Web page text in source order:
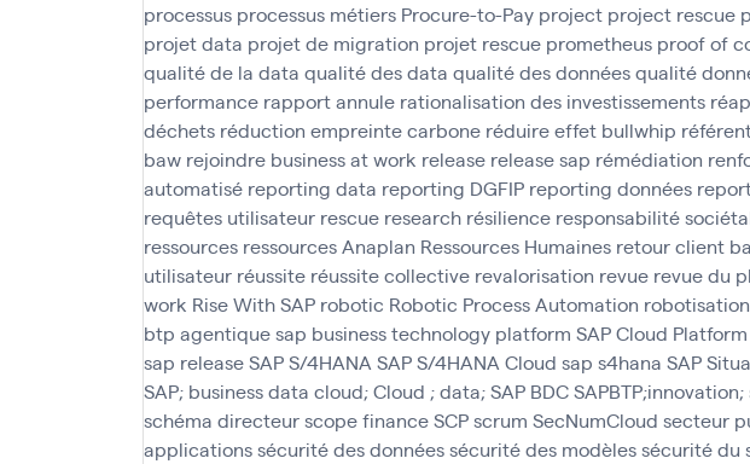
processus processus métiers Procure-to-Pay project project rescue
projet data projet de migration projet rescue prometheus proof of
qualité de la data qualité des data qualité des donnéesqualité
performance rapport annule rationalisation des investissements
déchets réduction empreinte carbone réduire effet bullwhip
baw rejoindre business at work release release sap rémédiation
automatisé reporting data reporting DGFIP reporting données
requêtes utilisateur rescue research résilience responsabilité
ressources ressources Anaplan Ressources Humaines retour client
utilisateur réussite réussite collective revalorisation revue revue du
work Rise With SAP robotic Robotic Process Automation robotisation
btp agentiquesap business technology platform SAP Cloud Platform
sap releaseSAP S/4HANA SAP S/4HANA Cloud sap s4hana SAP
SAP; business data cloud; Cloud ; data; SAP BDCSAPBTP;innovation;
schéma directeurscope financeSCPscrum SecNumCloud secteur
applicationssécurité des donnéessécurité des modèlessécurité du